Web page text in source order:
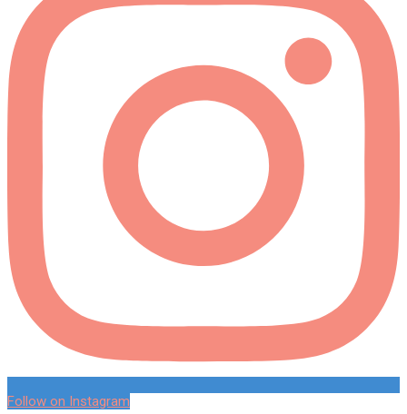
Follow on Instagram